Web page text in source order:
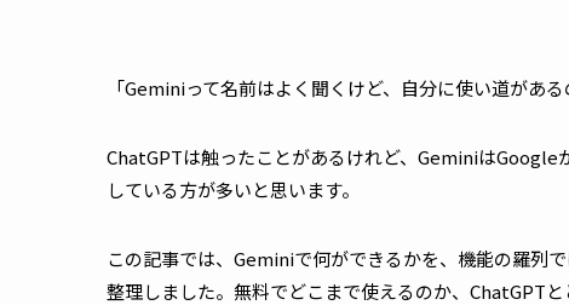
「Geminiって名前はよく聞くけど、自分に使い道がある
ChatGPTは触ったことがあるけれど、Geminiは
している方が多いと思います。
この記事では、Geminiで何ができるかを、機能の羅列
整理しました。無料でどこまで使えるのか、ChatGPT